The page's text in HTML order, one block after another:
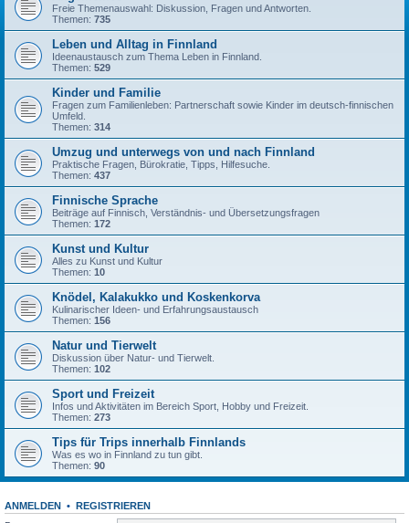
Freie Themenauswahl: Diskussion, Fragen und Antworten.
Themen: 735
Leben und Alltag in Finnland
Ideenaustausch zum Thema Leben in Finnland.
Themen: 529
Kinder und Familie
Fragen zum Familienleben: Partnerschaft sowie Kinder im deutsch-finnischen
Umfeld.
Themen: 314
Umzug und unterwegs von und nach Finnland
Praktische Fragen, Bürokratie, Tipps, Hilfesuche.
Themen: 437
Finnische Sprache
Beiträge auf Finnisch, Verständnis- und Übersetzungsfragen
Themen: 172
Kunst und Kultur
Alles zu Kunst und Kultur
Themen: 10
Knödel, Kalakukko und Koskenkorva
Kulinarischer Ideen- und Erfahrungsaustausch
Themen: 156
Natur und Tierwelt
Diskussion über Natur- und Tierwelt.
Themen: 102
Sport und Freizeit
Infos und Aktivitäten im Bereich Sport, Hobby und Freizeit.
Themen: 273
Tips für Trips innerhalb Finnlands
Was es wo in Finnland zu tun gibt.
Themen: 90
ANMELDEN • REGISTRIEREN